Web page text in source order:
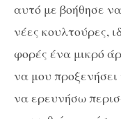
αυτό με βοήθησε
νέες κουλτούρες,
φορές ένα μικρό
να μου
να ερευνήσω